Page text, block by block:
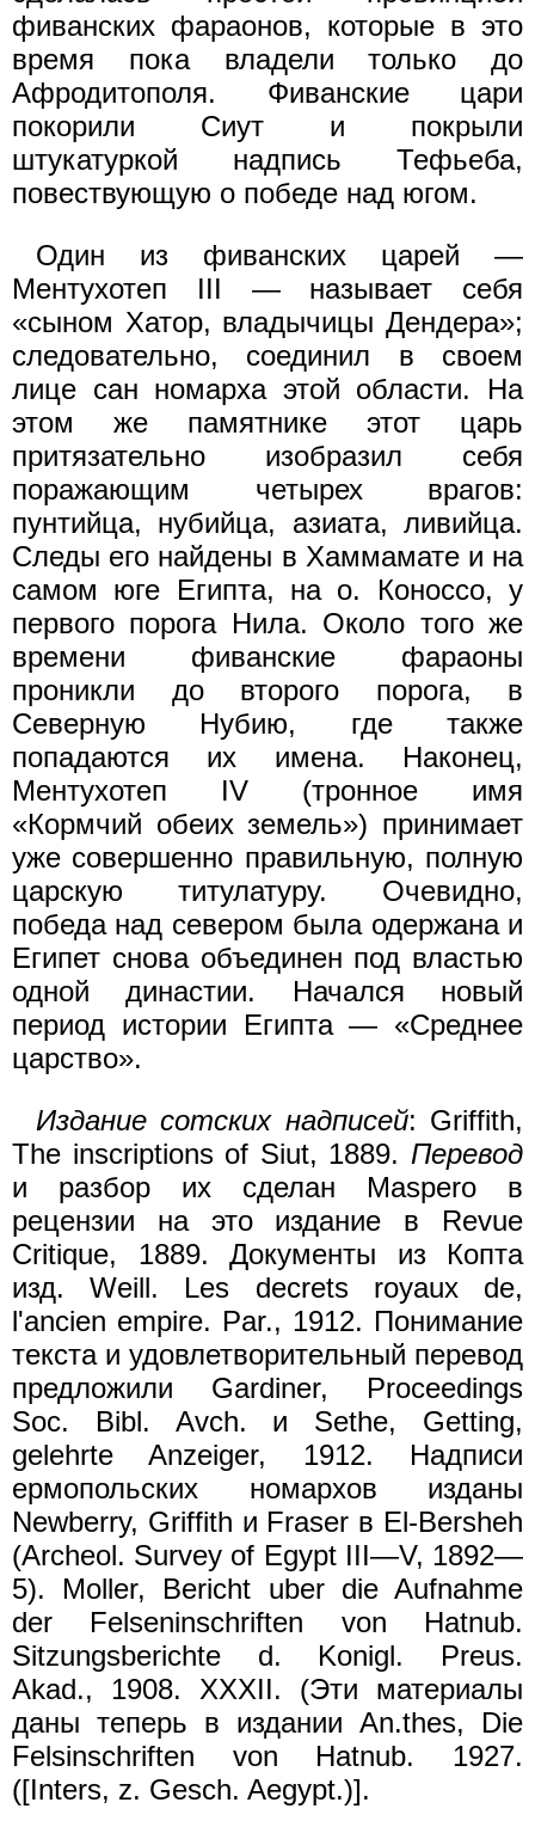
фиванских фараонов, которые в это
время пока владели только до
Афродитополя. Фиванские цари
покорили Сиут и покрыли
штукатуркой надпись Тефьеба,
повествующую о победе над югом.
Один из фиванских царей —
Ментухотеп III — называет себя
«сыном Хатор, владычицы Дендера»;
следовательно, соединил в своем
лице сан номарха этой области. На
этом же памятнике этот царь
притязательно изобразил себя
поражающим четырех врагов:
пунтийца, нубийца, азиата, ливийца.
Следы его найдены в Хаммамате и на
самом юге Египта, на о. Коноссо, у
первого порога Нила. Около того же
времени фиванские фараоны
проникли до второго порога, в
Северную Нубию, где также
попадаются их имена. Наконец,
Ментухотеп IV (тронное имя
«Кормчий обеих земель») принимает
уже совершенно правильную, полную
царскую титулатуру. Очевидно,
победа над севером была одержана и
Египет снова объединен под властью
одной династии. Начался новый
период истории Египта — «Среднее
царство».
Издание сотских надписей: Griffith,
The inscriptions of Siut, 1889. Перевод
и разбор их сделан Maspero в
рецензии на это издание в Revue
Critique, 1889. Документы из Копта
изд. Wеill. Les decrets royaux de,
l'ancien empire. Par., 1912. Понимание
текста и удовлетворительный перевод
предложили Gardiner, Proceedings
Soc. Bibl. Avch. и Sethe, Getting,
gelehrte Anzeiger, 1912. Надписи
ермопольских номархов изданы
Newberry, Griffith и Fraser в El-Bersheh
(Archeol. Survey of Egypt III—V, 1892—
5). Moller, Bericht uber die Aufnahme
der Felseninschriften von Hatnub.
Sitzungsberichte d. Konigl. Preus.
Akad., 1908. XXXII. (Эти материалы
даны теперь в издании An.thes, Die
Felsinschriften von Hatnub. 1927.
([Inters, z. Gesch. Aegypt.)].